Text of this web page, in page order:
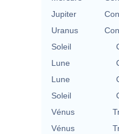
Jupiter
Uranus
Soleil
Lune
Lune
Soleil
Vénus
Vénus